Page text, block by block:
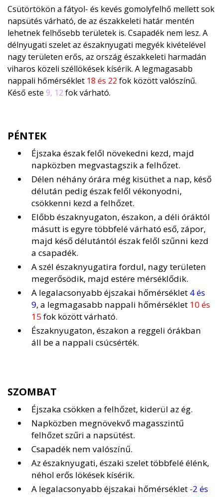
Csütörtökön a fátyol- és kevés gomolyfelhő mellett sok
napsütés várható, de az északkeleti határ mentén
lehetnek felhősebb területek is. Csapadék nem lesz. A
délnyugati szelet az északnyugati megyék kivételével
nagy területen erős, az ország északkeleti harmadán
viharos közeli széllökések kísérik. A legmagasabb
nappali hőmérséklet 18 és 22 fok között valószínű.
Késő este 9, 12 fok várható.
PÉNTEK
Éjszaka észak felől növekedni kezd, majd
napközben megvastagszik a felhőzet.
Délen néhány órára még kisüthet a nap, késő
délután pedig észak felől vékonyodni,
csökkenni kezd a felhőzet.
Előbb északnyugaton, északon, a déli óráktól
másutt is egyre többfelé várható eső, zápor,
majd késő délutántól észak felől szűnni kezd
a csapadék.
A szél északnyugatira fordul, nagy területen
megerősödik, majd estére mérséklődik.
A legalacsonyabb éjszakai hőmérséklet 4 és
9, a legmagasabb nappali hőmérséklet 10 és
15 fok között várható.
Északnyugaton, északon a reggeli órákban
áll be a nappali csúcsérték.
SZOMBAT
Éjszaka csökken a felhőzet, kiderül az ég.
Napközben megnövekvő magasszintű
felhőzet szűri a napsütést.
Csapadék nem valószínű.
Az északnyugati, északi szelet többfelé élénk,
néhol erős lökések kísérik.
A legalacsonyabb éjszakai hőmérséklet -2 és